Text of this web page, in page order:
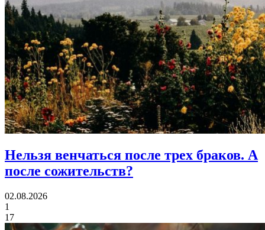
Нельзя венчаться после трех браков. А
после сожительств?
02.08.2026
1
17